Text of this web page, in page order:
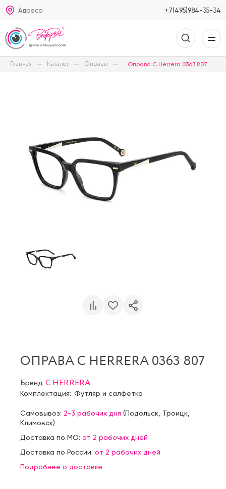
Адреса +7(495)984-35-34
Главная Каталог Оправы Оправа C Herrera 0363 807
ОПРАВА C HERRERA 0363 807
Бренд:C HERRERA
Комплектация: Футляр и салфетка
Самовывоз: 2-3 рабочих дня (Подольск Троицк
Климовск)
Доставка по МО: от 2 рабочих дней
Доставка по России: от 2 рабочих дней
Подробнее о доставке